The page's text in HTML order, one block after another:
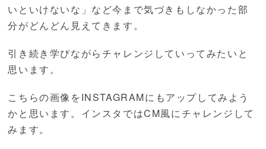
いといけないな」など今まで気づきもしなかった部
分がどんどん見えてきます。
引き続き学びながらチャレンジしていってみたいと
思います。
こちらの画像をINSTAGRAMにもアップしてみよう
かと思います。インスタではCM風にチャレンジして
みます。